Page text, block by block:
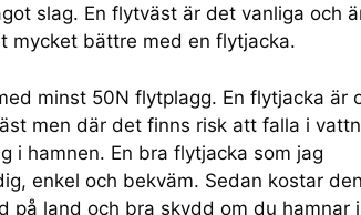
slag. En flytväst är det vanliga och
mycket bättre med en flytjacka.
minst 50N flytplagg. En flytjacka är
men där det finns risk att falla i
i hamnen. En bra flytjacka som jag
enkel och bekväm. Sedan kostar
på land och bra skydd om du hamnar i